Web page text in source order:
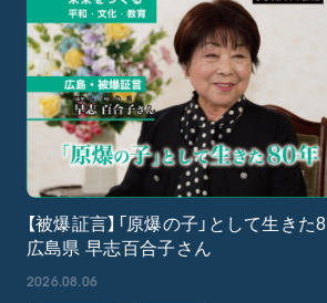
【被爆証言】「原爆の子」として生きた
広島県 早志百合子さん
2026.08.06